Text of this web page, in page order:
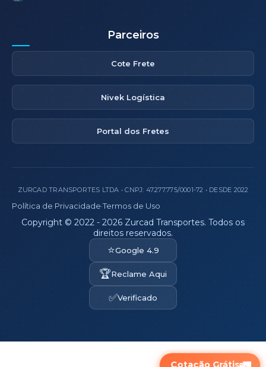
Parceiros
Cote Frete
Nivek Logística
Portal dos Fretes
ZURCAD TRANSPORTES LTDA • CNPJ: 47.277.775/0001-72 • DESDE 2022
Política de Privacidade·Termos de Uso
Copyright © 2022 - 2026 Zurcad Transportes. Todos os
direitos reservados.
⭐Google 4.9
🏆Reclame Aqui
✅Verificado